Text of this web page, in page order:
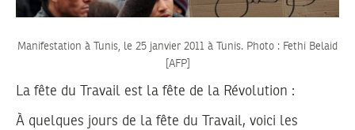
Manifestation à Tunis, le 25 janvier 2011 à Tunis. Photo : Fethi Belaid
[AFP]
La fête du Travail est la fête de la Révolution :
À quelques jours de la fête du Travail, voici les